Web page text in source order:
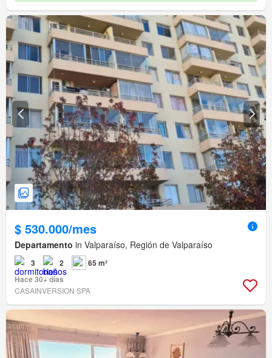
$ 530.000/mes
Departamento in Valparaíso, Región de Valparaíso
3 2
65 m²
Hace 30+ días
CASAINVERSION SPA